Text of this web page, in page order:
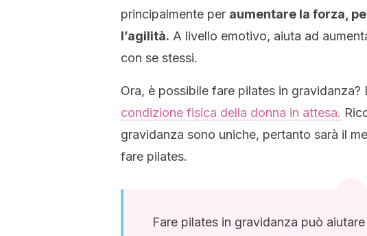
principalmente per aumentare la forza,
l’agilità. A livello emotivo, aiuta ad
con se stessi.
Ora, è possibile fare pilates in
condizione fisica della donna in attesa.
gravidanza sono uniche, pertanto sarà il
fare pilates.
Fare pilates in gravidanza può aiutare